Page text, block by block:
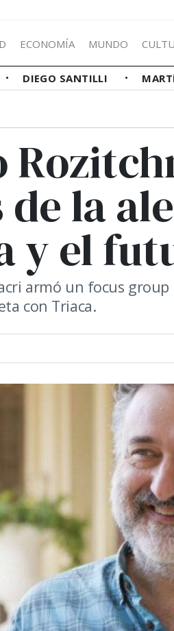
ECONOMÍA MUNDO
DIEGO SANTILLI
la
y el
armó un focus
con Triaca.